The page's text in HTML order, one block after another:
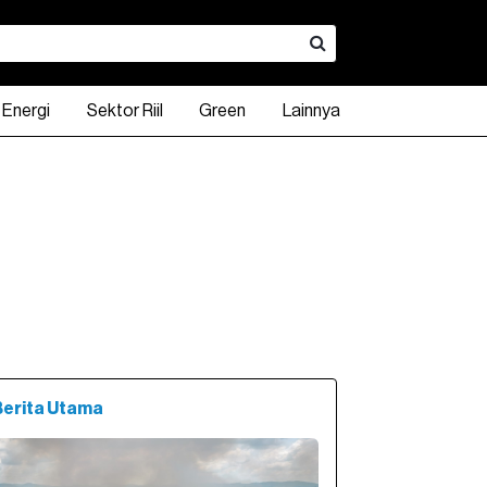
Energi Sektor Riil Green Lainnya
Utama